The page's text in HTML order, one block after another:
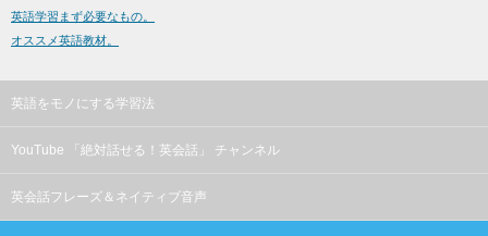
英語学習まず必要なもの。
オススメ英語教材。
英語をモノにする学習法
YouTube 「絶対話せる！英会話」 チャンネル
英会話フレーズ＆ネイティブ音声